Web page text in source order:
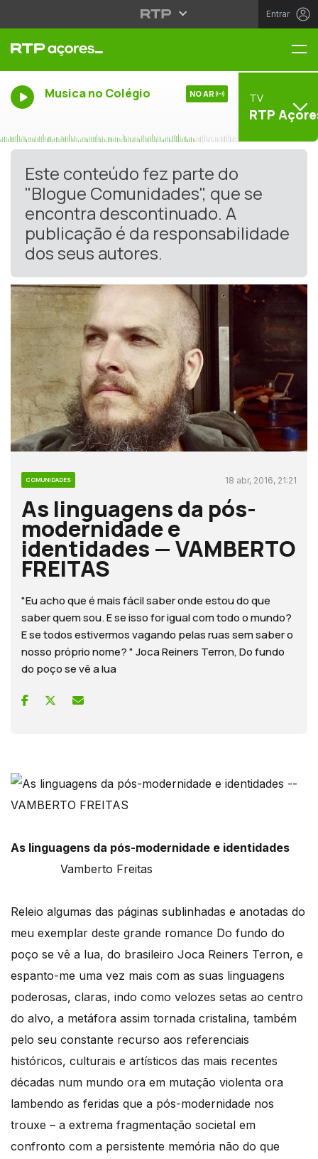
Entrar
Musica no Colégio NO AR TV
RTP
Este conteúdo fez parte do
"Blogue Comunidades", que se
encontra descontinuado. A
publicação é da responsabilidade
dos seus autores.
COMUNIDADES 18 abr, 2016, 21:21
As linguagens da pós-
modernidade e
identidades — VAMBERTO
FREITAS
"Eu acho que é mais fácil saber onde estou do que
saber quem sou. E se isso for igual com todo o mundo?
E se todos estivermos vagando pelas ruas sem saber o
nosso próprio nome? " Joca Reiners Terron, Do fundo
do poço se vê a lua
As linguagens da pós-modernidade e identidades
Vamberto Freitas
Releio algumas das páginas sublinhadas e anotadas do
meu exemplar deste grande romance Do fundo do
poço se vê a lua, do brasileiro Joca Reiners Terron, e
espanto-me uma vez mais com as suas linguagens
poderosas, claras, indo como velozes setas ao centro
do alvo, a metáfora assim tornada cristalina, também
pelo seu constante recurso aos referenciais
históricos, culturais e artísticos das mais recentes
décadas num mundo ora em mutação violenta ora
lambendo as feridas que a pós-modernidade nos
trouxe – a extrema fragmentação societal em
confronto com a persistente memória não do que